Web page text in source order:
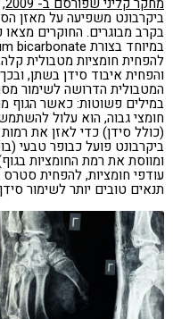
ביקרבונט משפיעה על מאזן
בקרב מבוגרים. החוקרים מצאו
להפחית חומציות מטבולית
והפחית איבוד סידן בשתן,
המטבולית הדרושה לשימור
במילים פשוטות: כאשר הגוף
חומצי גבוה, הוא עלול
(כולל סידן) כדי לאזן את
ביקרבונט פועל כבופר טבעי
ומווסת את רמת החומציות
עודפי חומציות, להפחית סטרס
תנאים טובים יותר לשימור